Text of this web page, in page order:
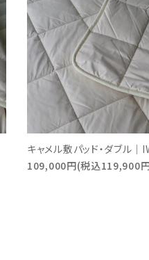
キャメル敷パッド・ダブル｜
109,000円(税込119,900